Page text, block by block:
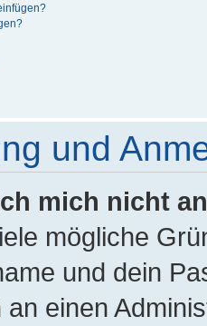
und
mich nicht
mögliche
und dein
an einen